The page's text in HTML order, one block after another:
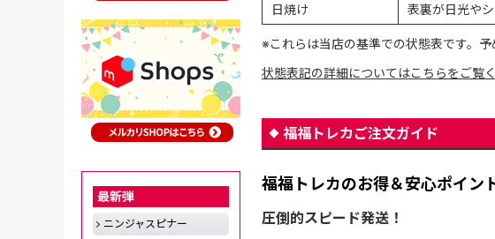
日焼け
表裏が日光や
※これらは当店の基準での状態表です。予
状態表記の詳細についてはこちらをご覧
福福トレカご注文ガイド
福福トレカのお得＆安心ポイン
圧倒的スピード発送！
最新弾
ニンジャスピナー